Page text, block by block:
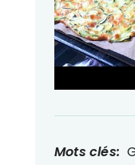
Mots clés: